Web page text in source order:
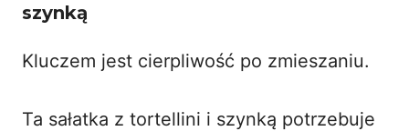
szynką
Kluczem jest cierpliwość po zmieszaniu.
Ta sałatka z tortellini i szynką potrzebuje